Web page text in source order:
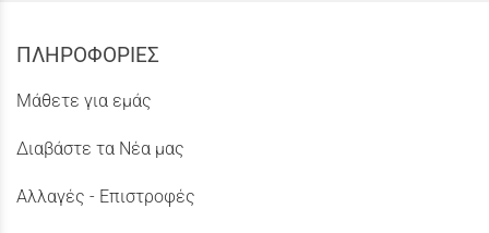
ΠΛΗΡΟΦΟΡΙΕΣ
Μάθετε για εμάς
Διαβάστε τα Νέα μας
Αλλαγές - Επιστροφές